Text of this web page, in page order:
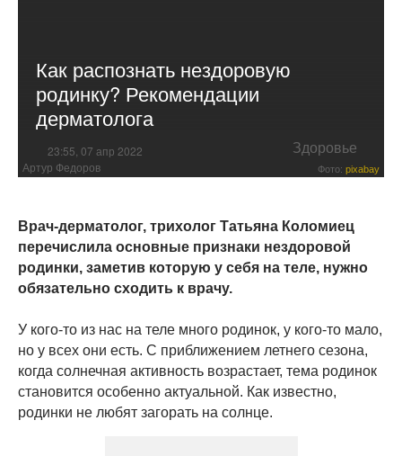
Как распознать нездоровую
родинку? Рекомендации
дерматолога
23:55, 07 апр 2022 Здоровье
Артур Федоров Фото: pixabay
Врач-дерматолог, трихолог Татьяна Коломиец
перечислила основные признаки нездоровой
родинки, заметив которую у себя на теле, нужно
обязательно сходить к врачу.
У кого-то из нас на теле много родинок, у кого-то мало,
но у всех они есть. С приближением летнего сезона,
когда солнечная активность возрастает, тема родинок
становится особенно актуальной. Как известно,
родинки не любят загорать на солнце.